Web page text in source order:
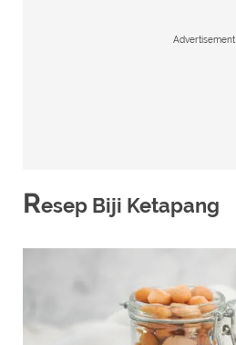
Advertisement
Resep Biji Ketapang